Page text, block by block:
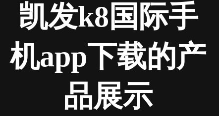
凯发k8国际手
机app下载的产
品展示